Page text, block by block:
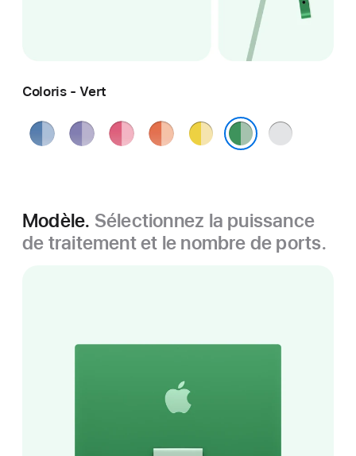
Coloris - Vert
Bleu Violet Rose OrangeJaune Argent
Modèle. Sélectionnez la puissance
de traitement et le nombre de ports.